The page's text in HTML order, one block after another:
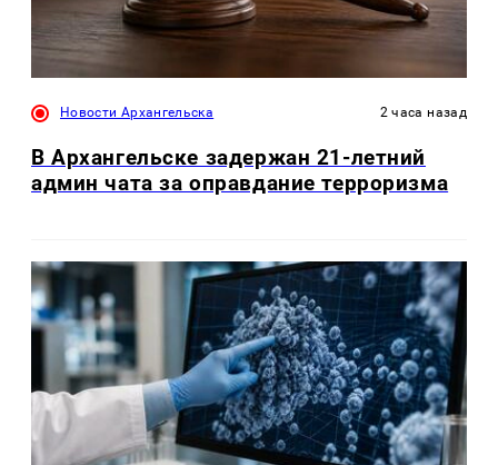
Новости Архангельска 2 часа назад
В Архангельске задержан 21-летний
админ чата за оправдание терроризма